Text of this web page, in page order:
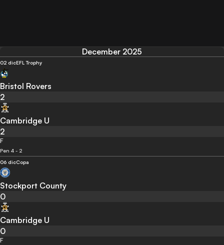
December 2025
02 dicEFL Trophy
Bristol Rovers
2
Cambridge U
2
F
Pen 4 - 2
06 dicCopa
Stockport County
0
Cambridge U
0
F